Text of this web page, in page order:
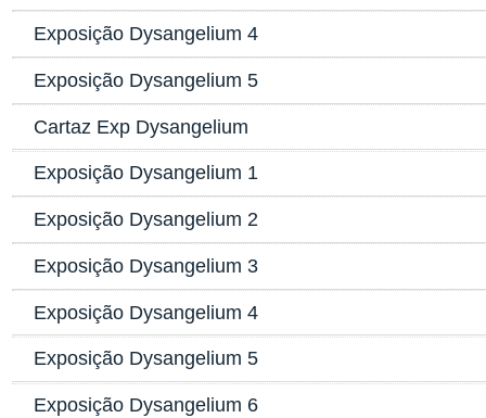
Exposição Dysangelium 4
Exposição Dysangelium 5
Cartaz Exp Dysangelium
Exposição Dysangelium 1
Exposição Dysangelium 2
Exposição Dysangelium 3
Exposição Dysangelium 4
Exposição Dysangelium 5
Exposição Dysangelium 6